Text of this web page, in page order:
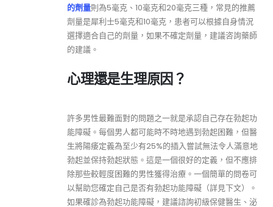
的劑量則為5毫克、10毫克和20毫克三種，常見的推薦
劑量是犀利士5毫克和10毫克，患者可以根據自身情況
選擇適合自己的劑量，如果不確定劑量，建議咨詢藥師
的建議。
心理還是生理原因？
許多男性最難面對的問題之一就是承認自己存在勃起功
能障礙。每個男人都可能時不時地遇到勃起困難，但醫
生將陽痿定義為至少有25%的插入嘗試無法令人滿意地
勃起並保持勃起狀態。這是一個很好的定義，但不應排
除那些較輕度困難的男性獲得治療。一個簡單的問卷可
以幫助您確定自己是否有勃起功能障礙（詳見下文）。
如果確診為勃起功能障礙，建議諮詢初級保健醫生、泌